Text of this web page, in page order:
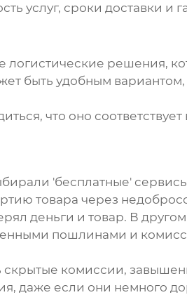
услуг, сроки доставки и
логистические решения,
быть удобным
что оно
'бесплатные'
товара через
деньги и товар. В другом
пошлинами и
скрытые комиссии,
даже если они немного